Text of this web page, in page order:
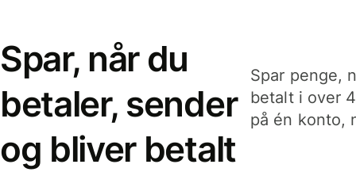
Spar, når du
betaler, sender
og bliver betalt
Spar penge,
betalt i over
på én konto,